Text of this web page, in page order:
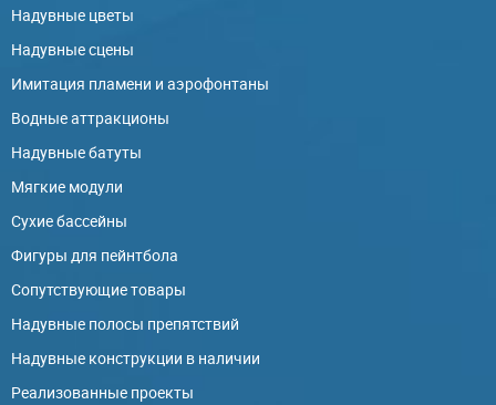
Надувные цветы
Надувные сцены
Имитация пламени и аэрофонтаны
Водные аттракционы
Надувные батуты
Мягкие модули
Сухие бассейны
Фигуры для пейнтбола
Сопутствующие товары
Надувные полосы препятствий
Надувные конструкции в наличии
Реализованные проекты